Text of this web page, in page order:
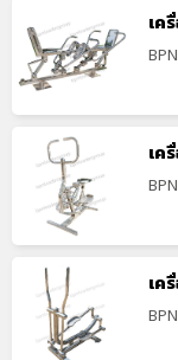
เค
เค
เค